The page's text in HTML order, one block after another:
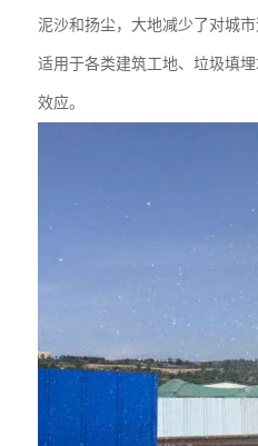
泥沙和扬尘，大地减少了对城
适用于各类建筑工地、垃圾填
效应。